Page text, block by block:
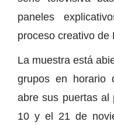
paneles
proceso creativo de
La muestra está
grupos en horario
abre sus puertas al
10 y el 21 de